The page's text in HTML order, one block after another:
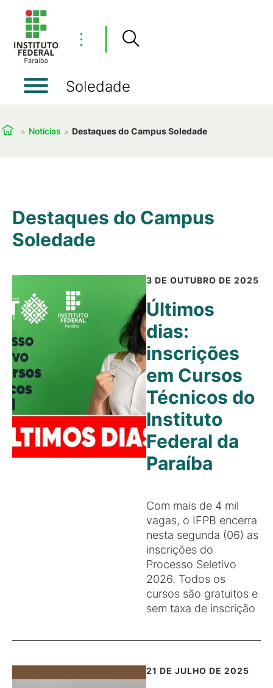
⋮
Soledade
Notícias Destaques do Campus Soledade
Destaques do Campus
Soledade
3 DE OUTUBRO DE 2025
Últimos
dias:
inscrições
em Cursos
Técnicos do
Instituto
Federal da
Paraíba
Com mais de 4 mil
vagas, o IFPB encerra
nesta segunda (06) as
inscrições do
Processo Seletivo
2026. Todos os
cursos são gratuitos e
sem taxa de inscrição
21 DE JULHO DE 2025